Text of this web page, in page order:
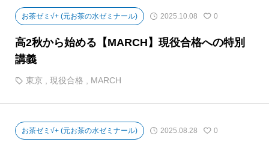
お茶ゼミ√+ (元お茶の水ゼミナール) 2025.10.08 0
高2秋から始める【MARCH】現役合格への特別
講義
東京 現役合格 MARCH
お茶ゼミ√+ (元お茶の水ゼミナール) 2025.08.28 0